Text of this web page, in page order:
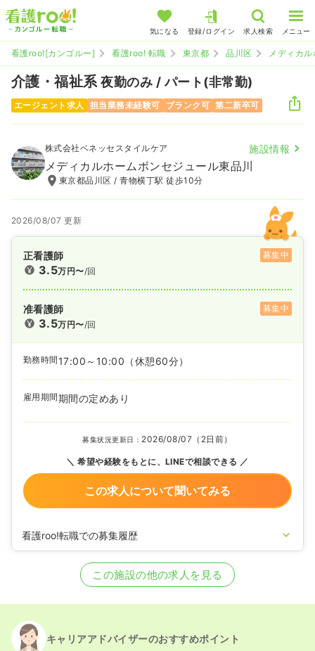
気になる 登録/ログイン 求人検索 メニュー
看護roo![カンゴルー] 看護roo! 転職 東京都 品川区 メディカ
介護・福祉系夜勤のみ / パート(非常勤)
エージェント求人 担当業務未経験可 ブランク可 第二新卒可
株式会社ベネッセスタイルケア 施設情報
メディカルホームボンセジュール東品川
東京都品川区 / 青物横丁駅 徒歩10分
2026/08/07 更新
正看護師 募集中
3.5万円〜/回
准看護師 募集中
3.5万円〜/回
勤務時間 17:00～10:00 （休憩60分）
雇用期間期間の定めあり
募集状況更新日： 2026/08/07（2日前）
希望や経験をもとに、LINEで相談できる
この求人について聞いてみる
看護roo!転職での募集履歴
正・准看護師の募集を休止
准看護師の募集を開始
2022/08/26正・准看護師の募集を開始
2020/09/17
この施設の他の求人を見る
キャリアアドバイザーのおすすめポイント